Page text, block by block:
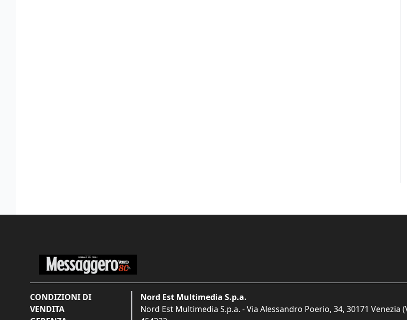
CONDIZIONI DI
VENDITA
Nord Est Multimedia S.p.a.
Nord Est Multimedia S.p.a. - Via Alessandro Poerio, 34, 30171 Venezia